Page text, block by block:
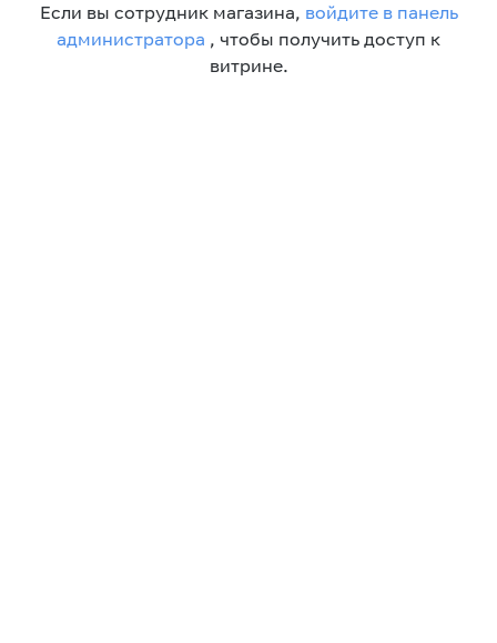
Если вы сотрудник магазина, войдите в панель
администратора , чтобы получить доступ к
витрине.